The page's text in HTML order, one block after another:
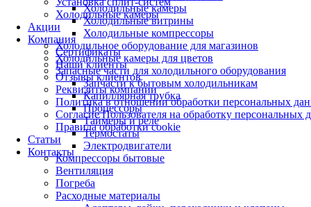
Холодильные камеры
Акции
Компания
Сертификаты
Наши клиенты
Отзывы клиентов
Реквизиты компании
Политика в отношении обработки персональных
Согласие Пользователя на обработку персональных
Правила обработки cookie
Статьи
Контакты
Холодильные камеры
Холодильные витрины
Холодильные компрессоры
Холодильное оборудование для магазинов
Холодильные камеры для цветов
Запасные части для холодильного оборудования
Запчасти к бытовым холодильникам
Капиллярная трубка
Процессоры
Таймеры и реле
Термостаты
Электродвигатели
Компрессоры бытовые
Вентиляция
Погреба
Расходные материалы